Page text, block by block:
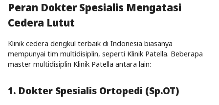
Peran Dokter Spesialis Mengatasi
Cedera Lutut
Klinik cedera dengkul terbaik di Indonesia biasanya
mempunyai tim multidisiplin, seperti Klinik Patella. Beberapa
master multidisiplin Klinik Patella antara lain:
1. Dokter Spesialis Ortopedi (Sp.OT)